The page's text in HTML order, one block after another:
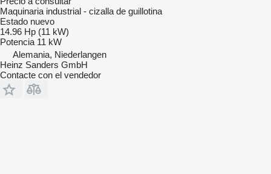
Maquinaria industrial - cizalla de guillotina
Estado nuevo
14.96 Hp (11 kW)
Potencia 11 kW
Alemania, Niederlangen
Heinz Sanders GmbH
Contacte con el vendedor